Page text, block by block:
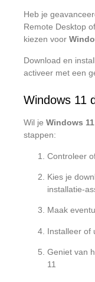
Heb je
Remote Desktop
kiezen voor
Download en
activeer met een
Windows 11
Wil je Windows
stappen:
Controleer
Kies je
installatie-
Maak
Installeer of
Geniet van
11